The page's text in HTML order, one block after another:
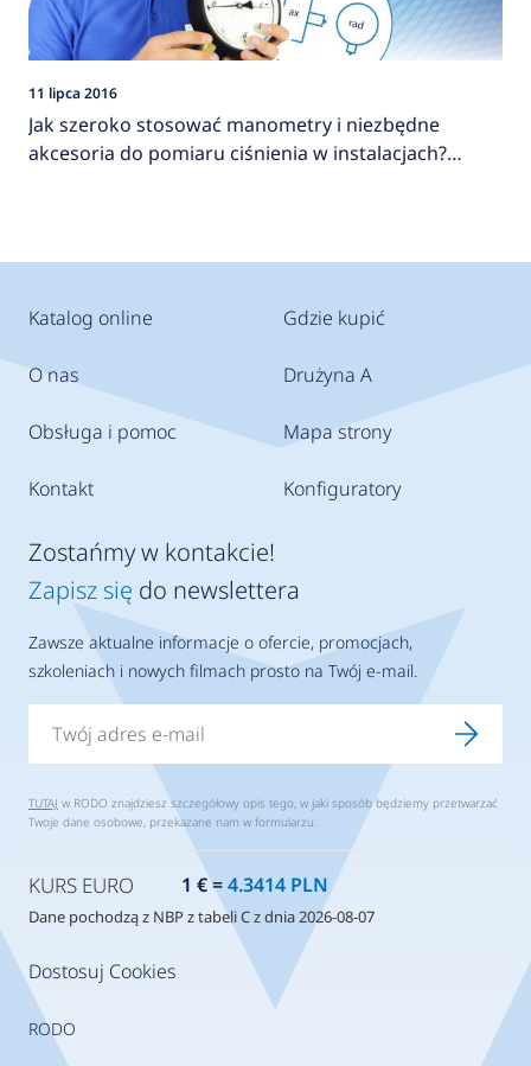
11 lipca 2016
Jak szeroko stosować manometry i niezbędne
akcesoria do pomiaru ciśnienia w instalacjach?
Katalog online
O nas
Obsługa i pomoc
Kontakt
Gdzie kupić
Drużyna A
Mapa strony
Konfiguratory
Dostosuj Cookies
RODO
Zostańmy w kontakcie!
Zapisz się do newslettera
Zawsze aktualne informacje o ofercie, promocjach,
szkoleniach i nowych filmach prosto na Twój e-mail.
TUTAJ w RODO znajdziesz szczegółowy opis tego, w jaki sposób będziemy przetwarzać
Twoje dane osobowe, przekazane nam w formularzu.
KURS EURO 1 € =4.3414 PLN
Dane pochodzą z NBP z tabeli C z dnia 2026-08-07